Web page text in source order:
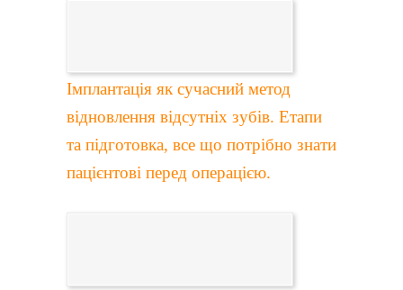
Імплантація як сучасний метод
відновлення відсутніх зубів. Етапи
та підготовка, все що потрібно знати
пацієнтові перед операцією.